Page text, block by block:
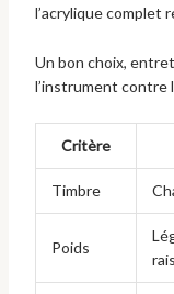
l’acrylique complet
Un bon choix,
l’instrument contre
Critère
Timbre
Poids